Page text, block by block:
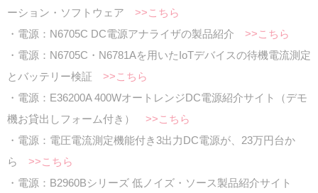
ーション・ソフトウェア >>こちら
・電源：N6705C DC電源アナライザの製品紹介 >>こちら
・電源：N6705C・N6781Aを用いたIoTデバイスの待機電流測定
とバッテリー検証 >>こちら
・電源：E36200A 400WオートレンジDC電源紹介サイト（デモ
機お貸出しフォーム付き） >>こちら
・電源：電圧電流測定機能付き3出力DC電源が、23万円台か
ら >>こちら
・電源：B2960Bシリーズ 低ノイズ・ソース製品紹介サイト